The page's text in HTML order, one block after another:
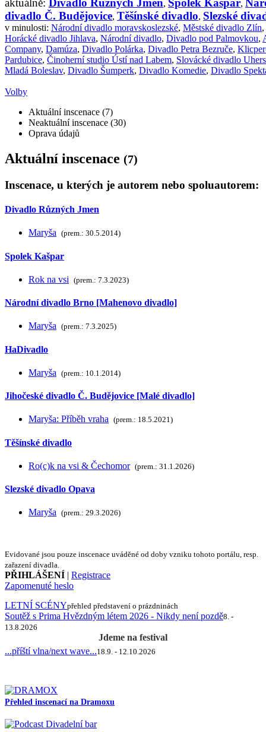
aktuálně: Divadlo Různých Jmen, Spolek Kašpar,
divadlo Č. Budějovice, Těšínské divadlo, Slezské
v minulosti: Národní divadlo moravskoslezské, Městské divadlo Zlín,
Horácké divadlo Jihlava, Národní divadlo, Divadlo pod Palmovkou,
Company, Damúza, Divadlo Polárka, Divadlo Petra Bezruče,
Pardubice, Činoherní studio Ústí nad Labem, Slovácké divadlo
Mladá Boleslav, Divadlo Šumperk, Divadlo Komedie, Divadlo
Volby
Aktuální inscenace (7)
Neaktuální inscenace (30)
Oprava údajů
Aktuální inscenace (7)
Inscenace, u kterých je autorem nebo spoluautorem:
Divadlo Různých Jmen
Maryša (prem.: 30.5.2014)
Spolek Kašpar
Rok na vsi (prem.: 7.3.2023)
Národní divadlo Brno [Mahenovo divadlo]
Maryša (prem.: 7.3.2025)
HaDivadlo
Maryša (prem.: 10.1.2014)
Jihočeské divadlo Č. Budějovice [Malé divadlo]
Maryša: Příběh vraha (prem.: 18.5.2021)
Těšínské divadlo
Ro(c)k na vsi & Čechomor (prem.: 31.1.2026)
Slezské divadlo Opava
Maryša (prem.: 29.3.2026)
Evidované jsou pouze inscenace uváděné od doby vzniku tohoto portálu, resp.
zařazení divadla.
PŘIHLÁŠENÍ
Registrace
Zapomenuté heslo
LETNÍ SCÉNYpřehled představení o prázdninách
Soutěž s Prima Hvězdným létem 2026 - Nikdy není pozdě8. -
13.8.2026
Jdeme na festival
...příští vlna/next wave...18.9. - 12.10.2026
Přehled inscenací na Dramoxu